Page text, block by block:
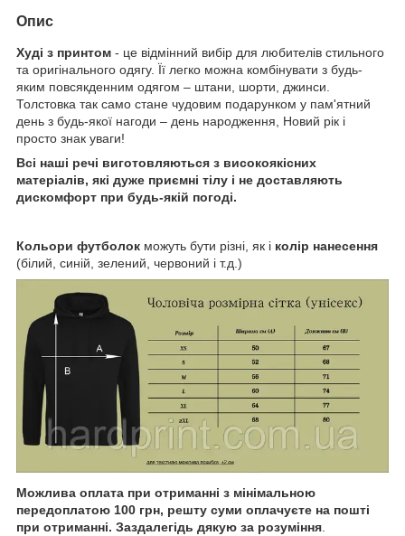
Опис
Худі з принтом - це відмінний вибір для любителів стильного
та оригінального одягу. Її легко можна комбінувати з будь-
яким повсякденним одягом – штани, шорти, джинси.
Толстовка так само стане чудовим подарунком у пам'ятний
день з будь-якої нагоди – день народження, Новий рік і
просто знак уваги!
Всі наші речі виготовляються з високоякісних
матеріалів, які дуже приємні тілу і не доставляють
дискомфорт при будь-якій погоді.
Кольори футболок можуть бути різні, як і колір нанесення
(білий, синій, зелений, червоний і т.д.)
Можлива оплата при отриманні з мінімальною
передоплатою 100 грн, решту суми оплачуєте на пошті
при отриманні. Заздалегідь дякую за розуміння